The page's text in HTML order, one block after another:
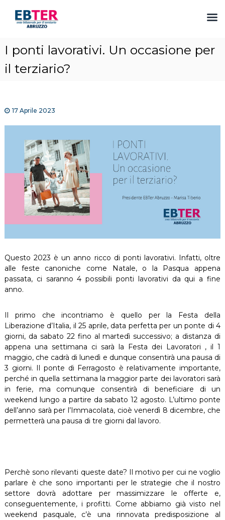
I ponti lavorativi. Un occasione per
il terziario?
17 Aprile 2023
Questo 2023 è un anno ricco di ponti lavorativi. Infatti, oltre
alle feste canoniche come Natale, o la Pasqua appena
passata, ci saranno 4 possibili ponti lavorativi da qui a fine
anno.
Il primo che incontriamo è quello per la Festa della
Liberazione d’Italia, il 25 aprile, data perfetta per un ponte di 4
giorni, da sabato 22 fino al martedì successivo; a distanza di
appena una settimana ci sarà la Festa dei Lavoratori , il 1
maggio, che cadrà di lunedì e dunque consentirà una pausa di
3 giorni. Il ponte di Ferragosto è relativamente importante,
perché in quella settimana la maggior parte dei lavoratori sarà
in ferie, ma comunque consentirà di beneficiare di un
weekend lungo a partire da sabato 12 agosto. L’ultimo ponte
dell’anno sarà per l’Immacolata, cioè venerdì 8 dicembre, che
permetterà una pausa di tre giorni dal lavoro.
Perchè sono rilevanti queste date? Il motivo per cui ne voglio
parlare è che sono importanti per le strategie che il nostro
settore dovrà adottare per massimizzare le offerte e,
conseguentemente, i profitti. Come abbiamo già visto nel
weekend pasquale, c’è una rinnovata predisposizione al